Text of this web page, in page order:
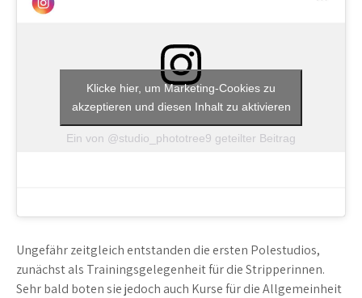
Ein von @studio_phototree9 geteilter Beitrag
Klicke hier, um Marketing-Cookies zu
akzeptieren und diesen Inhalt zu aktivieren
Ungefähr zeitgleich entstanden die ersten Polestudios,
zunächst als Trainingsgelegenheit für die Stripperinnen.
Sehr bald boten sie jedoch auch Kurse für die Allgemeinheit